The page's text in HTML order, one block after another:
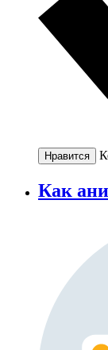
Нравится
Как